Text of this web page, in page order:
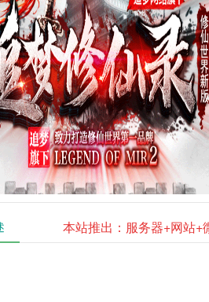
本站推出：服务器+网站